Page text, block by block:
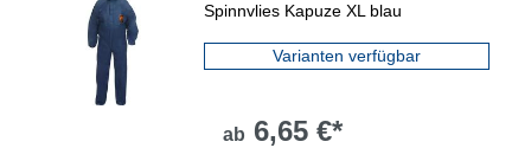
Spinnvlies Kapuze XL blau
Varianten verfügbar
ab 6,65 €*